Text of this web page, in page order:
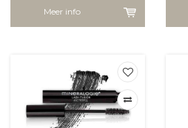
Meer info